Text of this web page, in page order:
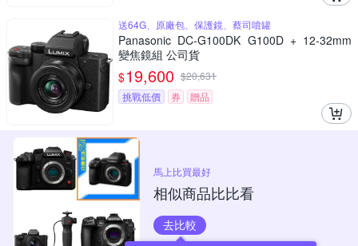
送64G、原廠包、保護鏡、蔡司噴罐
Panasonic DC-G100DK G100D + 12-32mm
變焦鏡組 公司貨
$19,600 $20,631
挑戰低價
券 贈品
馬上比買最好
相似商品比比看
去比較